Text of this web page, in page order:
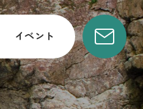
イベント